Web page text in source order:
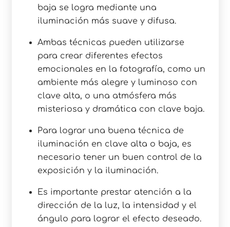
baja se logra mediante una
iluminación más suave y difusa.
Ambas técnicas pueden utilizarse
para crear diferentes efectos
emocionales en la fotografía, como un
ambiente más alegre y luminoso con
clave alta, o una atmósfera más
misteriosa y dramática con clave baja.
Para lograr una buena técnica de
iluminación en clave alta o baja, es
necesario tener un buen control de la
exposición y la iluminación.
Es importante prestar atención a la
dirección de la luz, la intensidad y el
ángulo para lograr el efecto deseado.